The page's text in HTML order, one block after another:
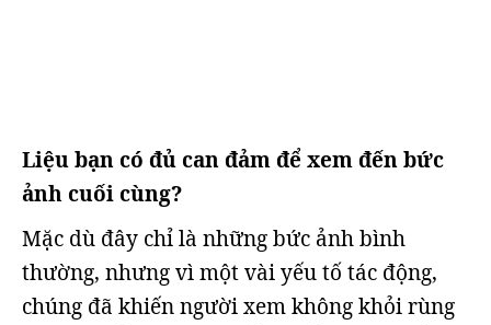
Liệu bạn có đủ can đảm để xem đến bức
ảnh cuối cùng?
Mặc dù đây chỉ là những bức ảnh bình
thường, nhưng vì một vài yếu tố tác động,
chúng đã khiến người xem không khỏi rùng